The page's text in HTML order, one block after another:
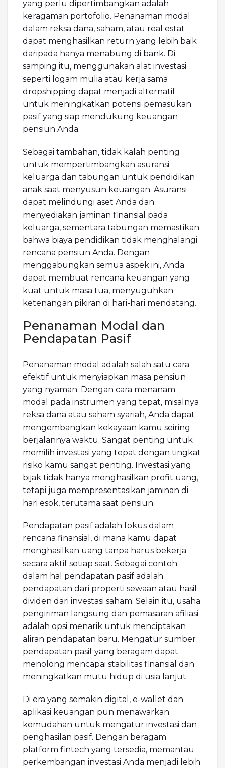
yang perlu dipertimbangkan adalah
keragaman portofolio. Penanaman modal
dalam reksa dana, saham, atau real estat
dapat menghasilkan return yang lebih baik
daripada hanya menabung di bank. Di
samping itu, menggunakan alat investasi
seperti logam mulia atau kerja sama
dropshipping dapat menjadi alternatif
untuk meningkatkan potensi pemasukan
pasif yang siap mendukung keuangan
pensiun Anda.
Sebagai tambahan, tidak kalah penting
untuk mempertimbangkan asuransi
keluarga dan tabungan untuk pendidikan
anak saat menyusun keuangan. Asuransi
dapat melindungi aset Anda dan
menyediakan jaminan finansial pada
keluarga, sementara tabungan memastikan
bahwa biaya pendidikan tidak menghalangi
rencana pensiun Anda. Dengan
menggabungkan semua aspek ini, Anda
dapat membuat rencana keuangan yang
kuat untuk masa tua, menyuguhkan
ketenangan pikiran di hari-hari mendatang.
Penanaman Modal dan
Pendapatan Pasif
Penanaman modal adalah salah satu cara
efektif untuk menyiapkan masa pensiun
yang nyaman. Dengan cara menanam
modal pada instrumen yang tepat, misalnya
reksa dana atau saham syariah, Anda dapat
mengembangkan kekayaan kamu seiring
berjalannya waktu. Sangat penting untuk
memilih investasi yang tepat dengan tingkat
risiko kamu sangat penting. Investasi yang
bijak tidak hanya menghasilkan profit uang,
tetapi juga mempresentasikan jaminan di
hari esok, terutama saat pensiun.
Pendapatan pasif adalah fokus dalam
rencana finansial, di mana kamu dapat
menghasilkan uang tanpa harus bekerja
secara aktif setiap saat. Sebagai contoh
dalam hal pendapatan pasif adalah
pendapatan dari properti sewaan atau hasil
dividen dari investasi saham. Selain itu, usaha
pengiriman langsung dan pemasaran afiliasi
adalah opsi menarik untuk menciptakan
aliran pendapatan baru. Mengatur sumber
pendapatan pasif yang beragam dapat
menolong mencapai stabilitas finansial dan
meningkatkan mutu hidup di usia lanjut.
Di era yang semakin digital, e-wallet dan
aplikasi keuangan pun menawarkan
kemudahan untuk mengatur investasi dan
penghasilan pasif. Dengan beragam
platform fintech yang tersedia, memantau
perkembangan investasi Anda menjadi lebih